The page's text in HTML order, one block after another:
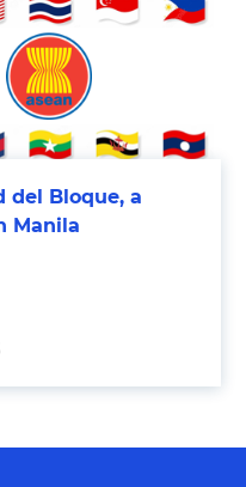
del Bloque, a
Manila